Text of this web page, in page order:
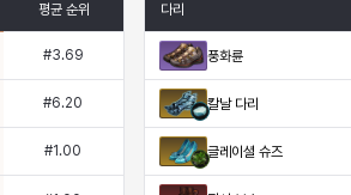
평균 순위
#3.69
#6.20
#1.00
다리
풍화륜
칼날 다리
글레이셜 슈즈